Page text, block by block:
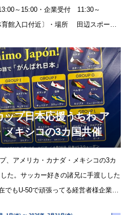
～15:00・企業受付 11:30～
育館入口付近〕・場所 田辺スポーツ
ップ日本応援うちわ ア
メキシコの3カ国共催
、アメリカ・カナダ・メキシコの3カ
た。サッカー好きの諸兄に手渡しした
でもU-50で頑張ってる経営者様企業な